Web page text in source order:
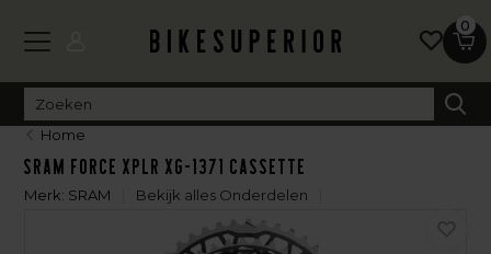
0
Home
Sram Force XPLR XG-1371 Cassette
Merk: SRAM Bekijk alles Onderdelen